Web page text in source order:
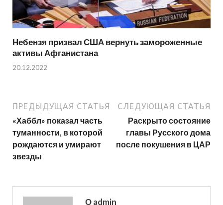
Небензя призвал США вернуть замороженные
активы Афганистана
20.12.2022
ПРЕДЫДУЩАЯ СТАТЬЯ
«Хаббл» показал часть
туманности, в которой
рождаются и умирают
звезды
СЛЕДУЮЩАЯ СТАТЬЯ
Раскрыто состояние
главы Русского дома
после покушения в ЦАР
О admin